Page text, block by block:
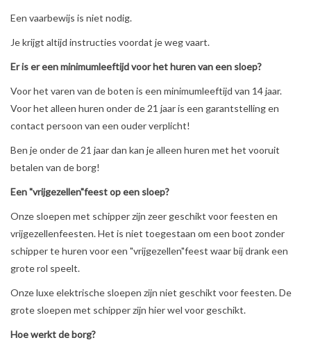
Een vaarbewijs is niet nodig.
Je krijgt altijd instructies voordat je weg vaart.
Er is er een minimumleeftijd voor het huren van een sloep?
Voor het varen van de boten is een minimumleeftijd van 14 jaar.
Voor het alleen huren onder de 21 jaar is een garantstelling en
contact persoon van een ouder verplicht!
Ben je onder de 21 jaar dan kan je alleen huren met het vooruit
betalen van de borg!
Een "vrijgezellen"feest op een sloep?
Onze sloepen met schipper zijn zeer geschikt voor feesten en
vrijgezellenfeesten. Het is niet toegestaan om een boot zonder
schipper te huren voor een "vrijgezellen"feest waar bij drank een
grote rol speelt.
Onze luxe elektrische sloepen zijn niet geschikt voor feesten. De
grote sloepen met schipper zijn hier wel voor geschikt.
Hoe werkt de borg?